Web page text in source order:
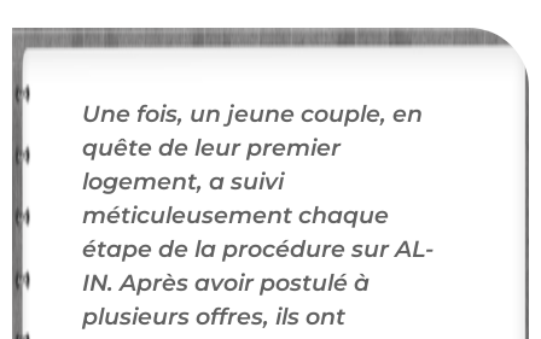
Une fois, un jeune couple, en
quête de leur premier
logement, a suivi
méticuleusement chaque
étape de la procédure sur AL-
IN. Après avoir postulé à
plusieurs offres, ils ont